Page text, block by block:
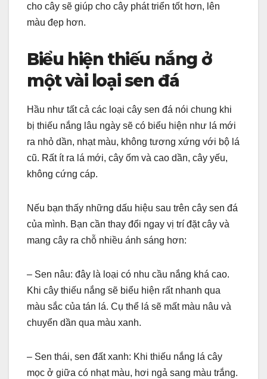
cho cây sẽ giúp cho cây phát triển tốt hơn, lên
màu đẹp hơn.
Biểu hiện thiếu nắng ở
một vài loại sen đá
Hầu như tất cả các loại cây sen đá nói chung khi
bị thiếu nắng lâu ngày sẽ có biểu hiện như lá mới
ra nhỏ dần, nhạt màu, không tương xứng với bộ lá
cũ. Rất ít ra lá mới, cây ốm và cao dần, cây yếu,
không cứng cáp.
Nếu bạn thấy những dấu hiệu sau trên cây sen đá
của mình. Bạn cần thay đổi ngay vị trí đặt cây và
mang cây ra chỗ nhiều ánh sáng hơn:
– Sen nâu: đây là loại có nhu cầu nắng khá cao.
Khi cây thiếu nắng sẽ biểu hiện rất nhanh qua
màu sắc của tán lá. Cụ thể lá sẽ mất màu nâu và
chuyển dần qua màu xanh.
– Sen thái, sen đất xanh: Khi thiếu nắng lá cây
mọc ở giữa có nhạt màu, hơi ngả sang màu trắng.